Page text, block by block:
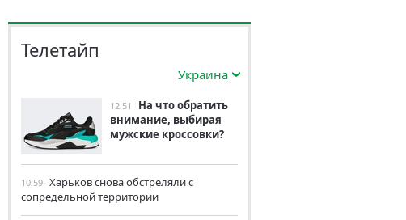
Телетайп
Украина
12:51
На что обратить
внимание, выбирая
мужские кроссовки?
10:59 Харьков снова обстреляли с
сопредельной территории